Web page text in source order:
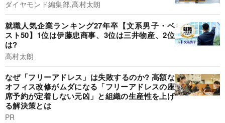
ダイヤモンド編集部,高村太朗
就職人気企業ランキング27年卒【文系男子・ベ
スト50】1位は伊藤忠商事、3位は三井物産、2位
は?
高村太朗
なぜ「フリーアドレス」は失敗するのか? 高額な
オフィス改修がムダになる「フリーアドレスの座
席予約が定着しない元凶」と組織の生産性を上げ
る解決策とは
PR